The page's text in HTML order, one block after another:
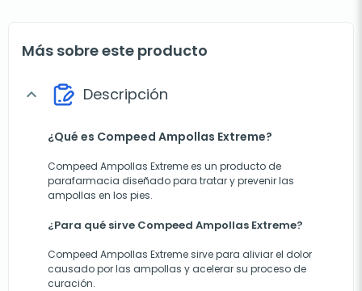
Más sobre este producto
expand_more Descripción
¿Qué es Compeed Ampollas Extreme?
Compeed Ampollas Extreme es un producto de
parafarmacia diseñado para tratar y prevenir las
ampollas en los pies.
¿Para qué sirve Compeed Ampollas Extreme?
Compeed Ampollas Extreme sirve para aliviar el dolor
causado por las ampollas y acelerar su proceso de
curación.